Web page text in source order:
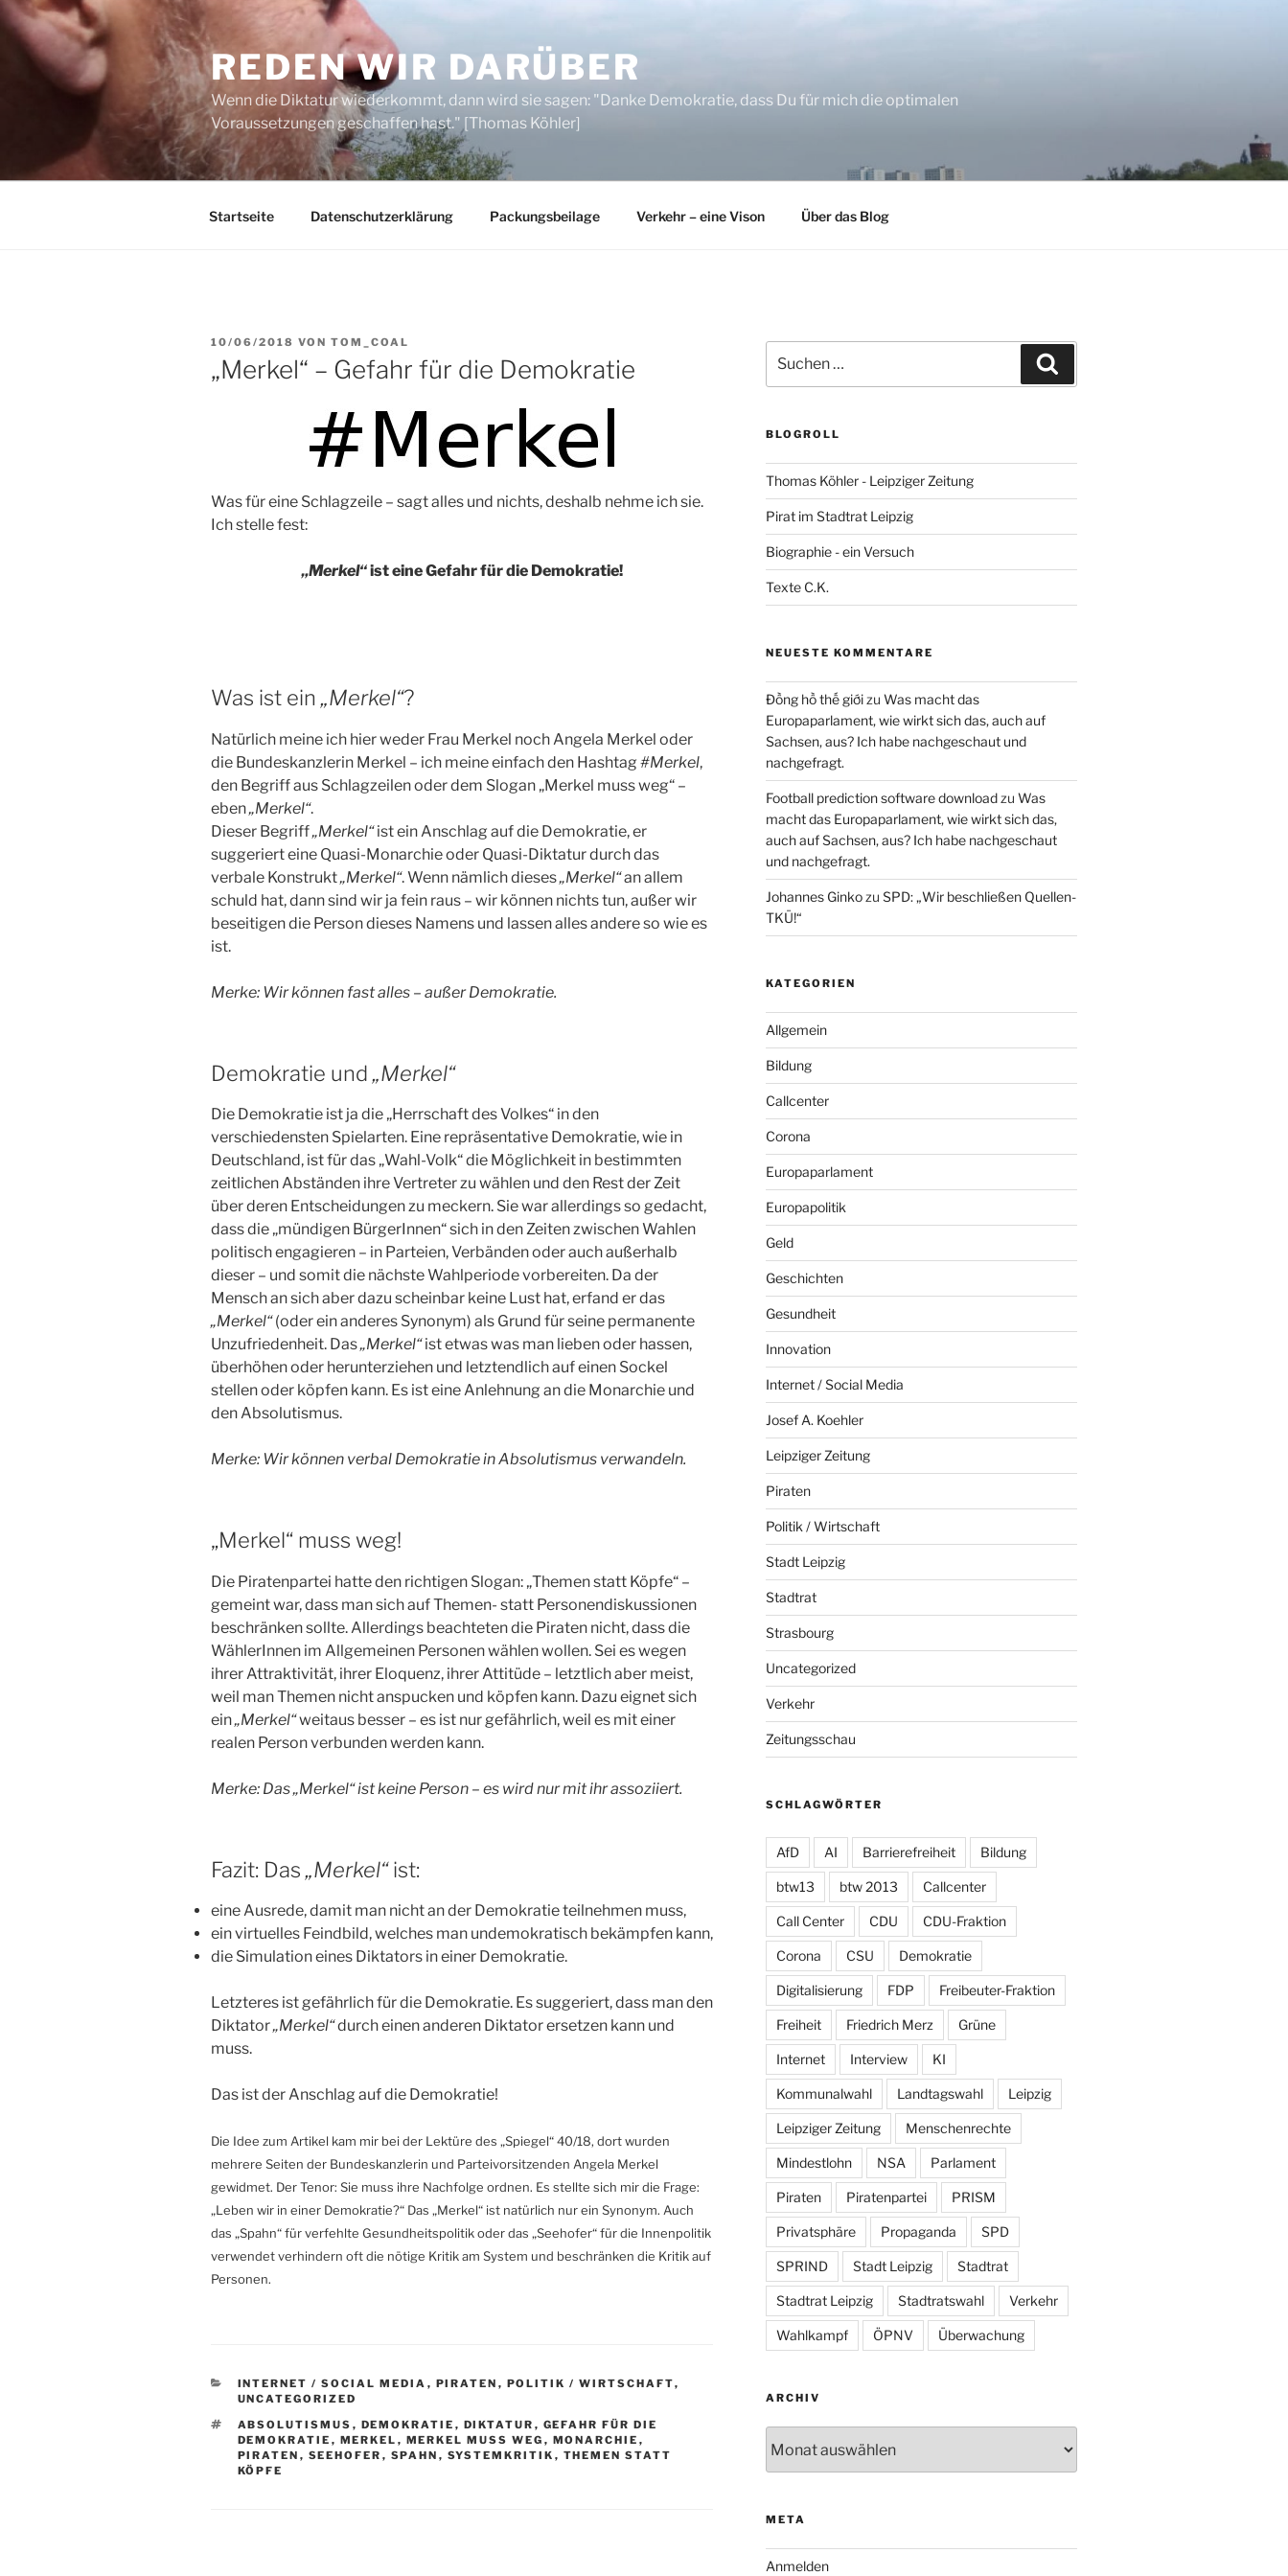
Zum
Inhalt
springen
REDEN WIR DARÜBER
Wenn die Diktatur wiederkommt, dann wird sie sagen: "Danke Demokratie, dass Du für mich die optimalen
Voraussetzungen geschaffen hast." [Thomas Köhler]
Startseite Datenschutzerklärung Packungsbeilage Verkehr – eine Vison Über das Blog
VERÖFFENTLICHT
AM
10/06/2018 VON TOM_COAL
„Merkel“ – Gefahr für die Demokratie
Was für eine Schlagzeile – sagt alles und nichts, deshalb nehme ich sie.
Ich stelle fest:
„Merkel“ist eine Gefahr für die Demokratie!
Was ist ein„Merkel“?
Natürlich meine ich hier weder Frau Merkel noch Angela Merkel oder
die Bundeskanzlerin Merkel – ich meine einfach den Hashtag #Merkel,
den Begriff aus Schlagzeilen oder dem Slogan „Merkel muss weg“ –
eben„Merkel“.
Dieser Begriff„Merkel“ist ein Anschlag auf die Demokratie, er
suggeriert eine Quasi-Monarchie oder Quasi-Diktatur durch das
verbale Konstrukt„Merkel“. Wenn nämlich dieses„Merkel“an allem
schuld hat, dann sind wir ja fein raus – wir können nichts tun, außer wir
beseitigen die Person dieses Namens und lassen alles andere so wie es
ist.
Merke: Wir können fast alles – außer Demokratie.
Demokratie und „Merkel“
Die Demokratie ist ja die „Herrschaft des Volkes“ in den
verschiedensten Spielarten. Eine repräsentative Demokratie, wie in
Deutschland, ist für das „Wahl-Volk“ die Möglichkeit in bestimmten
zeitlichen Abständen ihre Vertreter zu wählen und den Rest der Zeit
über deren Entscheidungen zu meckern. Sie war allerdings so gedacht,
dass die „mündigen BürgerInnen“ sich in den Zeiten zwischen Wahlen
politisch engagieren – in Parteien, Verbänden oder auch außerhalb
dieser – und somit die nächste Wahlperiode vorbereiten. Da der
Mensch an sich aber dazu scheinbar keine Lust hat, erfand er das
„Merkel“(oder ein anderes Synonym) als Grund für seine permanente
Unzufriedenheit. Das„Merkel“ist etwas was man lieben oder hassen,
überhöhen oder herunterziehen und letztendlich auf einen Sockel
stellen oder köpfen kann. Es ist eine Anlehnung an die Monarchie und
den Absolutismus.
Merke: Wir können verbal Demokratie in Absolutismus verwandeln.
„Merkel“ muss weg!
Die Piratenpartei hatte den richtigen Slogan: „Themen statt Köpfe“ –
gemeint war, dass man sich auf Themen- statt Personendiskussionen
beschränken sollte. Allerdings beachteten die Piraten nicht, dass die
WählerInnen im Allgemeinen Personen wählen wollen. Sei es wegen
ihrer Attraktivität, ihrer Eloquenz, ihrer Attitüde – letztlich aber meist,
weil man Themen nicht anspucken und köpfen kann. Dazu eignet sich
ein„Merkel“weitaus besser – es ist nur gefährlich, weil es mit einer
realen Person verbunden werden kann.
Merke: Das „Merkel“ ist keine Person – es wird nur mit ihr assoziiert.
Fazit: Das „Merkel“ist:
eine Ausrede, damit man nicht an der Demokratie teilnehmen muss,
ein virtuelles Feindbild, welches man undemokratisch bekämpfen kann,
die Simulation eines Diktators in einer Demokratie.
Letzteres ist gefährlich für die Demokratie. Es suggeriert, dass man den
Diktator„Merkel“durch einen anderen Diktator ersetzen kann und
muss.
Das ist der Anschlag auf die Demokratie!
Die Idee zum Artikel kam mir bei der Lektüre des „Spiegel“ 40/18, dort wurden
mehrere Seiten der Bundeskanzlerin und Parteivorsitzenden Angela Merkel
gewidmet. Der Tenor: Sie muss ihre Nachfolge ordnen. Es stellte sich mir die Frage:
„Leben wir in einer Demokratie?“ Das „Merkel“ ist natürlich nur ein Synonym. Auch
das „Spahn“ für verfehlte Gesundheitspolitik oder das „Seehofer“ für die Innenpolitik
verwendet verhindern oft die nötige Kritik am System und beschränken die Kritik auf
Personen.
KATEGORIEN
INTERNET / SOCIAL MEDIA , PIRATEN , POLITIK / WIRTSCHAFT,
UNCATEGORIZED
SCHLAGWÖRTER
ABSOLUTISMUS , DEMOKRATIE , DIKTATUR , GEFAHR FÜR DIE
DEMOKRATIE , MERKEL , MERKEL MUSS WEG , MONARCHIE ,
PIRATEN , SEEHOFER , SPAHN , SYSTEMKRITIK , THEMEN STATT
KÖPFE
nach:
BLOGROLL
Thomas Köhler - Leipziger Zeitung
Pirat im Stadtrat Leipzig
Biographie - ein Versuch
Texte C.K.
NEUESTE KOMMENTARE
Đồng hồ thế giớizu Was macht das
Europaparlament, wie wirkt sich das, auch auf
Sachsen, aus? Ich habe nachgeschaut und
nachgefragt.
Football prediction software downloadzu Was
macht das Europaparlament, wie wirkt sich das,
auch auf Sachsen, aus? Ich habe nachgeschaut
und nachgefragt.
Johannes Ginkozu SPD: „Wir beschließen Quellen-
TKÜ!“
KATEGORIEN
Allgemein
Bildung
Callcenter
Corona
Europaparlament
Europapolitik
Geld
Geschichten
Gesundheit
Innovation
Internet / Social Media
Josef A. Koehler
Leipziger Zeitung
Piraten
Politik / Wirtschaft
Stadt Leipzig
Stadtrat
Strasbourg
Uncategorized
Verkehr
Zeitungsschau
SCHLAGWÖRTER
AfD AI Barrierefreiheit Bildung
btw13 btw 2013 Callcenter
Call Center CDU CDU-Fraktion
Corona CSU Demokratie
Digitalisierung FDP Freibeuter-Fraktion
Freiheit Friedrich Merz Grüne
Internet Interview KI
Kommunalwahl Landtagswahl Leipzig
Leipziger Zeitung Menschenrechte
Mindestlohn NSA Parlament
Piraten Piratenpartei PRISM
Privatsphäre Propaganda SPD
SPRIND Stadt Leipzig Stadtrat
Stadtrat Leipzig Stadtratswahl Verkehr
Wahlkampf ÖPNV Überwachung
ARCHIV
META
Anmelden